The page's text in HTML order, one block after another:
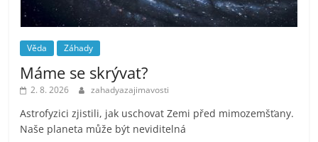
Věda Záhady
Máme se skrývat?
2. 8. 2026 zahadyazajimavosti
Astrofyzici zjistili, jak uschovat Zemi před mimozemšťany.
Naše planeta může být neviditelná